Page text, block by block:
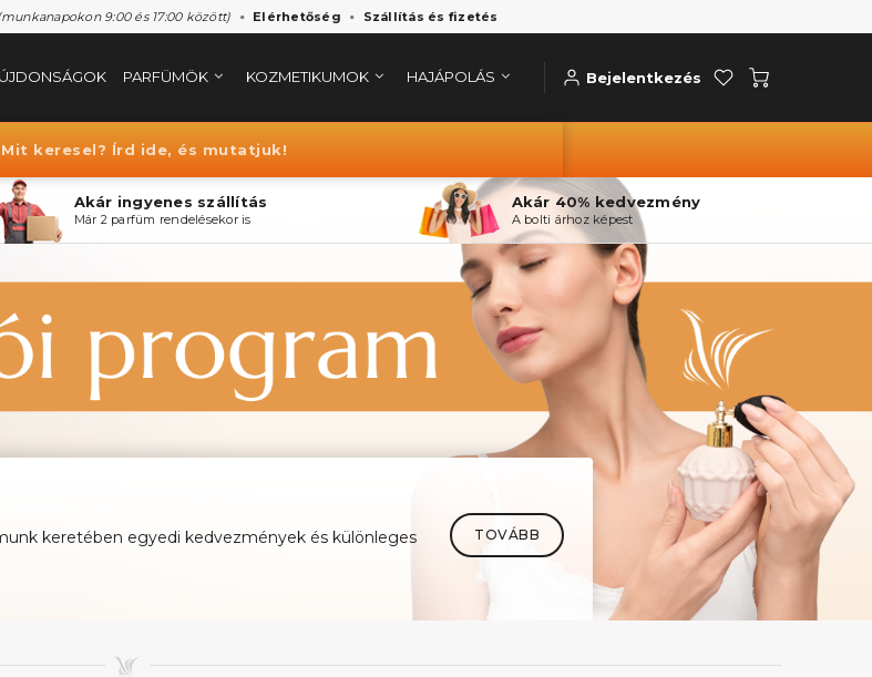
9:00 és 17:00 között) Elérhetőség Szállítás és fizetés
ÚJDONSÁGOK PARFÜMÖK KOZMETIKUMOK HAJÁPOLÁS Bejelentkezés
Mit keresel? Írd ide, és mutatjuk!
Akár ingyenes szállítás
Már 2 parfüm rendelésekor is
Akár 40% kedvezmény
A bolti árhoz képest
keretében egyedi kedvezmények és különleges
TOVÁBB